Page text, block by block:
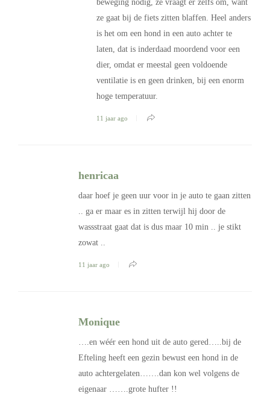
beweging nodig, ze vraagt er zelfs om, want
ze gaat bij de fiets zitten blaffen. Heel anders
is het om een hond in een auto achter te
laten, dat is inderdaad moordend voor een
dier, omdat er meestal geen voldoende
ventilatie is en geen drinken, bij een enorm
hoge temperatuur.
11 jaar ago
henricaa
daar hoef je geen uur voor in je auto te gaan zitten
.. ga er maar es in zitten terwijl hij door de
wassstraat gaat dat is dus maar 10 min .. je stikt
zowat ..
11 jaar ago
Monique
….en wéér een hond uit de auto gered…..bij de
Efteling heeft een gezin bewust een hond in de
auto achtergelaten…….dan kon wel volgens de
eigenaar …….grote hufter !!